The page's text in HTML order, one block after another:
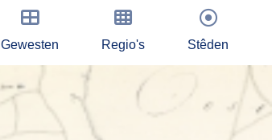
Gewesten Regio's Stêden